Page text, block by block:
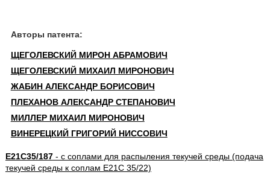
Авторы патента:
ЩЕГОЛЕВСКИЙ МИРОН АБРАМОВИЧ
ЩЕГОЛЕВСКИЙ МИХАИЛ МИРОНОВИЧ
ЖАБИН АЛЕКСАНДР БОРИСОВИЧ
ПЛЕХАНОВ АЛЕКСАНДР СТЕПАНОВИЧ
МИЛЛЕР МИХАИЛ МИРОНОВИЧ
ВИНЕРЕЦКИЙ ГРИГОРИЙ НИССОВИЧ
E21C35/187- с соплами для распыления текучей среды (подача
текучей среды к соплам E21C 35/22)